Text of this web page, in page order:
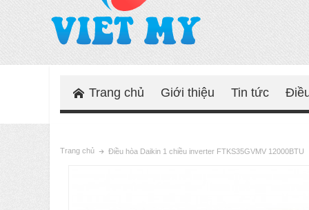
Trang chủ Giới thiệu Tin tức
Trang chủ Điều hòa Daikin 1 chiều inverter FTKS35GVMV 12000BTU